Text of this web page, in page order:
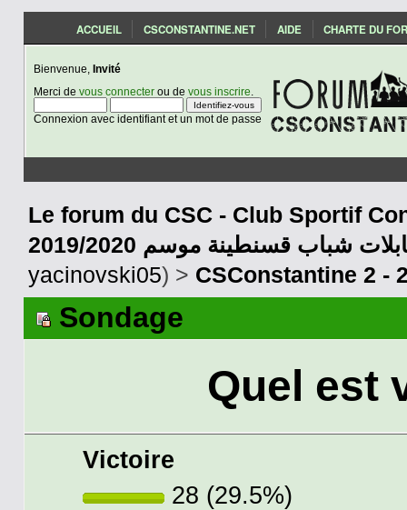
ACCUEIL CSCONSTANTINE.NET AIDE CHARTE DU
Bienvenue, Invité
Merci de vous connecterou de vous inscrire
Connexion avec identifiant et un mot de passe
Le forum du CSC - Club Sportif
2020 مقابلات شباب قسنطينة موسم
yacinovski05) > CSConstantine 2 -
Sondage
Quel est
Victoire
28 (29.5%)